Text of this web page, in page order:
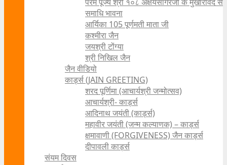
समाधि भावना
आर्यिका 105 पूर्णमती माता जी
कश्मीरा जैन
जयश्री टोंग्या
श्री निखिल जैन
जैन वीडियो
कार्ड्स (JAIN GREETING)
शरद पूर्णिमा (आचार्यश्री जन्मोत्सव)
आचार्यश्री- कार्ड्स
आदिनाथ जयंती (कार्ड्स)
महावीर जयंती (जन्म कल्याणक) – कार्ड्स
क्षमावाणी (FORGIVENESS) जैन कार्ड्स
दीपावली कार्ड्स
संयम दिवस